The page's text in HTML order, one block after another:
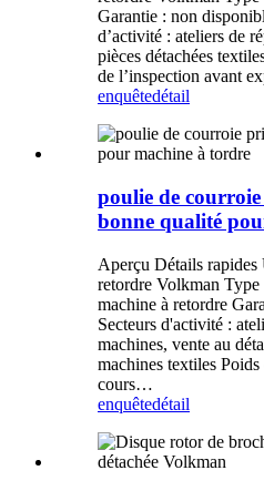
Garantie : non
d’activité : ateliers de
pièces détachées
de l’inspection avant
enquêtedétail
poulie de
bonne qualité
Aperçu Détails
retordre Volkman Type
machine à retordre
Secteurs d'activité :
machines, vente au
machines textiles
cours…
enquêtedétail